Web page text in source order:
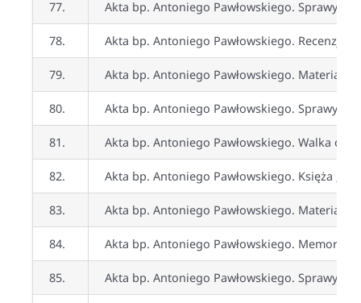
77. Akta bp. Antoniego Pawłowskiego. Sprawy
78. Akta bp. Antoniego Pawłowskiego. Recenzje i
79. Akta bp. Antoniego Pawłowskiego. Materiały
80. Akta bp. Antoniego Pawłowskiego. Sprawy
81. Akta bp. Antoniego Pawłowskiego. Walka o
82. Akta bp. Antoniego Pawłowskiego. Księża
83. Akta bp. Antoniego Pawłowskiego. Materiały
84. Akta bp. Antoniego Pawłowskiego. Memoriał
85. Akta bp. Antoniego Pawłowskiego. Sprawy